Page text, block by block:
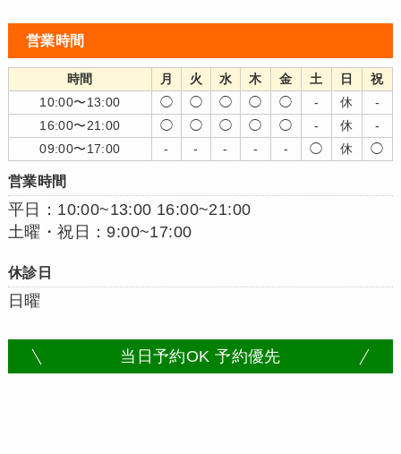
営業時間
時間 月 火 水 木 金 土 日
祝
10:00〜13:00
◯ ◯ ◯ ◯ ◯ - 休
-
16:00〜21:00
◯ ◯ ◯ ◯ ◯ - 休
-
09:00〜17:00
- - - - - ◯ 休 ◯
営業時間
平日：10:00~13:00 16:00~21:00
土曜・祝日：9:00~17:00
休診日
日曜
当日予約OK 予約優先